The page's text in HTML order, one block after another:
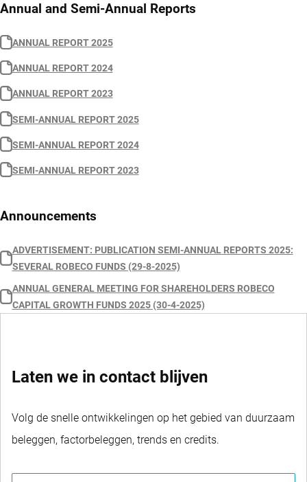
Annual and Semi-Annual Reports
ANNUAL REPORT 2025
ANNUAL REPORT 2024
ANNUAL REPORT 2023
SEMI-ANNUAL REPORT 2025
SEMI-ANNUAL REPORT 2024
SEMI-ANNUAL REPORT 2023
Announcements
ADVERTISEMENT: PUBLICATION SEMI-ANNUAL REPORTS 2025:
SEVERAL ROBECO FUNDS (29-8-2025)
ANNUAL GENERAL MEETING FOR SHAREHOLDERS ROBECO
CAPITAL GROWTH FUNDS 2025 (30-4-2025)
Laten we in contact blijven
Volg de snelle ontwikkelingen op het gebied van duurzaam
beleggen, factorbeleggen, trends en credits.